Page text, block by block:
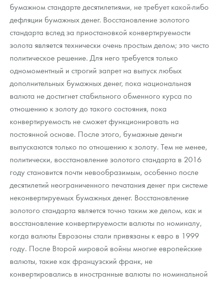
бумажном стандарте десятилетиями, не требует какой-либо
дефляции бумажных денег. Восстановление золотого
стандарта вслед за приостановкой конвертируемости
золота является технически очень простым делом; это чисто
политическое решение. Для него требуется только
одномоментный и строгий запрет на выпуск любых
дополнительных бумажных денег, пока национальная
валюта не достигнет стабильного обменного курса по
отношению к золоту до такого состояния, пока
конвертируемость не сможет функционировать на
постоянной основе. После этого, бумажные деньги
выпускаются только по отношению к золоту. Тем не менее,
политически, восстановление золотого стандарта в 2016
году становится почти невообразимым, особенно после
десятилетий неограниченного печатания денег при системе
неконвертируемых бумажных денег. Восстановление
золотого стандарта является точно таким же делом, как и
восстановление конвертируемости валюты по номиналу,
когда валюты Еврозоны стали привязаны к евро в 1999
году. После Второй мировой войны многие европейские
валюты, такие как французский франк, не
конвертировались в иностранные валюты по номинальной